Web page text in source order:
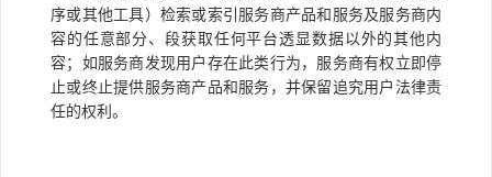
序或其他工具）检索或索引服务商产品和服务及服务商内
容的任意部分、段获取任何平台透显数据以外的其他内
容；如服务商发现用户存在此类行为，服务商有权立即停
止或终止提供服务商产品和服务，并保留追究用户法律责
任的权利。